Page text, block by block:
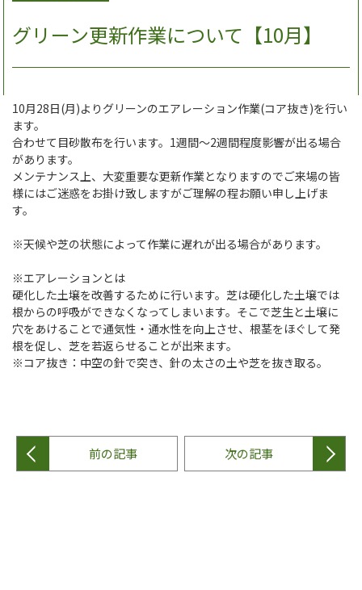
グリーン更新作業について【10月】
10月28日(月)よりグリーンのエアレーション作業(コア抜き)を行い
ます。
合わせて目砂散布を行います。1週間～2週間程度影響が出る場合
があります。
メンテナンス上、大変重要な更新作業となりますのでご来場の皆
様にはご迷惑をお掛け致しますがご理解の程お願い申し上げま
す。
※天候や芝の状態によって作業に遅れが出る場合があります。
※エアレーションとは
硬化した土壌を改善するために行います。芝は硬化した土壌では
根からの呼吸ができなくなってしまいます。そこで芝生と土壌に
穴をあけることで通気性・通水性を向上させ、根茎をほぐして発
根を促し、芝を若返らせることが出来ます。
※コア抜き：中空の針で突き、針の太さの土や芝を抜き取る。
前の記事 次の記事